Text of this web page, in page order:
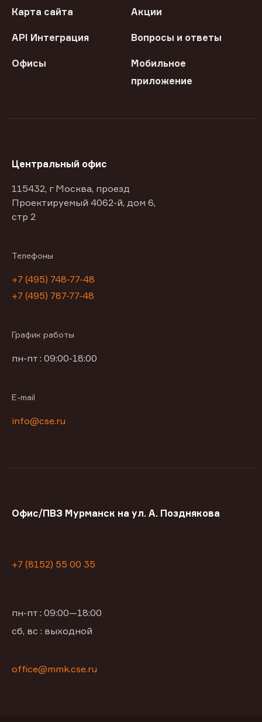
Карта сайта Акции
API Интеграция Вопросы и ответы
Офисы
Мобильное
приложение
Центральный офис
115432, г Москва, проезд
Проектируемый 4062-й, дом 6,
стр 2
Телефоны
+7 (495) 748-77-48
+7 (495) 787-77-48
График работы
пн-пт : 09:00-18:00
E-mail
info@cse.ru
Офис/ПВЗ Мурманск на ул. А. Позднякова
+7 (8152) 55 00 35
пн-пт : 09:00—18:00
сб, вс : выходной
office@mmk.cse.ru